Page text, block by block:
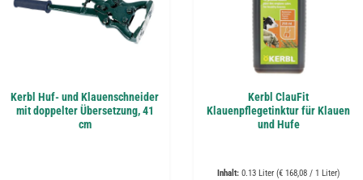
Kerbl Huf- und Klauenschneider
mit doppelter Übersetzung, 41
cm
Kerbl ClauFit
Klauenpflegetinktur für Klauen
und Hufe
Inhalt: 0.13 Liter (€ 168,08 / 1 Liter)